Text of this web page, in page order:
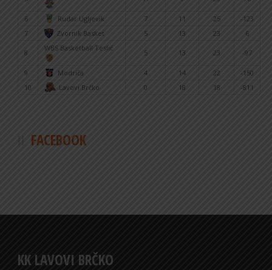
6 Rudar Ugljevik 7 11 25
-123
7
Zvornik Basket 5 13 23 6
8
WBS Basketball Teslić
5 13 23 -97
9 Modriča 4 14 22
-150
10
Lavovi Brčko 0 18 18 -811
FACEBOOK
KK LAVOVI BRČKO